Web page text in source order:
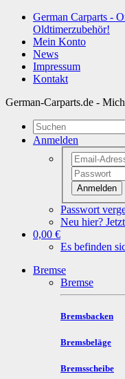
German Carparts -
Oldtimerzubehör!
Mein Konto
News
Impressum
Kontakt
German-Carparts.de -
Anmelden
Anmelden
Passwort
Neu hier?
0,00 €
Es befinden
Bremse
Bremse
Bremsbacken
Bremsbeläge
Bremsscheibe